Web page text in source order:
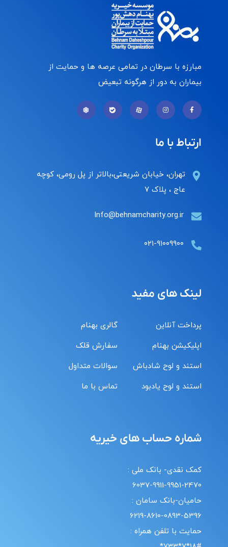
مبارزه با سرطان در تمامی عرصه ها و حمایت از
بیماران به دور از هرگونه تبعیض
ارتباط با ما
تهران، خیابان شریعتی،بالاتر از پل رومی، کوچه
عاج ، پلاک ۷
Info@behnamcharity.org.ir
۰۲۱-۹۱۰۰۹۹۰۰
لینک های مفید
پرداخت آنلاین
اپلیکیشن بهنام
استند و لوح شادباش
استند و لوح یادبود
گالری بهنام
سفارش قلک
سوالات متداول
تماس با ما
شماره حساب های خیریه
کمک نقدی- بانک ملی :
6037-9911-9951-2470
حامیان-بانک سامان :
6219-8610-0893-5396
حمایت با تلفن همراه :